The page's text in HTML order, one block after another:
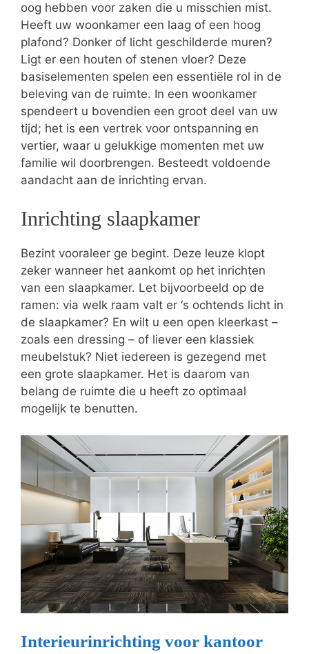
oog hebben voor zaken die u misschien mist.
Heeft uw woonkamer een laag of een hoog
plafond? Donker of licht geschilderde muren?
Ligt er een houten of stenen vloer? Deze
basiselementen spelen een essentiële rol in de
beleving van de ruimte. In een woonkamer
spendeert u bovendien een groot deel van uw
tijd; het is een vertrek voor ontspanning en
vertier, waar u gelukkige momenten met uw
familie wil doorbrengen. Besteedt voldoende
aandacht aan de inrichting ervan.
Inrichting slaapkamer
Bezint vooraleer ge begint. Deze leuze klopt
zeker wanneer het aankomt op het inrichten
van een slaapkamer. Let bijvoorbeeld op de
ramen: via welk raam valt er ‘s ochtends licht in
de slaapkamer? En wilt u een open kleerkast –
zoals een dressing – of liever een klassiek
meubelstuk? Niet iedereen is gezegend met
een grote slaapkamer. Het is daarom van
belang de ruimte die u heeft zo optimaal
mogelijk te benutten.
Interieurinrichting voor kantoor